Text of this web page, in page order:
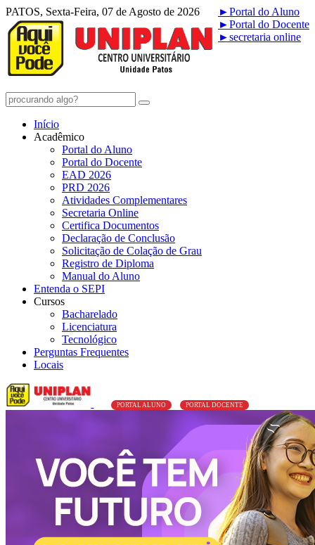
PATOS, Sexta-Feira, 07 de Agosto de 2026 ►Portal do Aluno
►Portal do Docente
►secretaria online
Início
Acadêmico
Portal do Aluno
Portal do Docente
EAD 2026
PRD 2026
Atividades Complementares
Secretaria Online
Certifica Documentos
Declaração de Conclusão
Solicitação de Colação de Grau
Registro de Diploma
Manual do Aluno
Entenda o SEPI
Cursos
Bacharelado
Licenciatura
Tecnológico
Perguntas Frequentes
Locais
PORTAL ALUNO PORTAL DOCENTE